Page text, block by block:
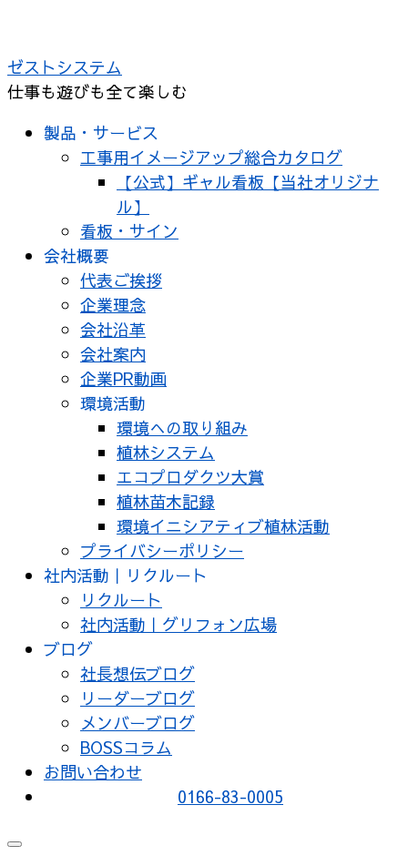
テ
ン
ゼストシステム
仕事も遊びも全て楽しむ
製品・サービス
工事用イメージアップ総合カタログ
【公式】ギャル看板【当社オリジナ
ル】
看板・サイン
会社概要
代表ご挨拶
企業理念
会社沿革
会社案内
企業PR動画
環境活動
環境への取り組み
植林システム
エコプロダクツ大賞
植林苗木記録
環境イニシアティブ植林活動
プライバシーポリシー
社内活動｜リクルート
リクルート
社内活動｜グリフォン広場
ブログ
社長想伝ブログ
リーダーブログ
メンバーブログ
BOSSコラム
お問い合わせ
0166-83-0005
メ